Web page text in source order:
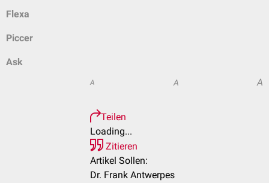
Flexa
Piccer
Ask
A A A
Teilen
Loading...
Zitieren
Artikel Sollen:
Dr. Frank Antwerpes